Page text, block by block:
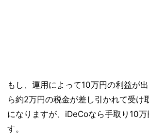
もし、運用によって10万円の利益が
ら約2万円の税金が差し引かれて受け
になりますが、iDeCoなら手取り10
す。